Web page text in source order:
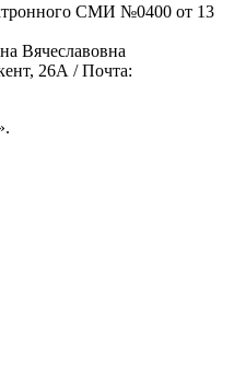
СМИ №0400 от 13
Вячеславовна
26А / Почта: